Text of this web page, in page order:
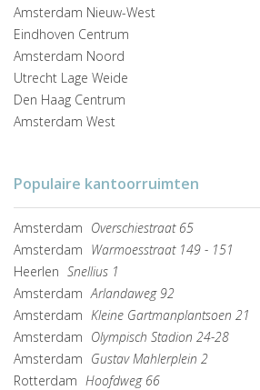
Amsterdam Nieuw-West
Eindhoven Centrum
Amsterdam Noord
Utrecht Lage Weide
Den Haag Centrum
Amsterdam West
Populaire kantoorruimten
Amsterdam Overschiestraat 65
Amsterdam Warmoesstraat 149 - 151
Heerlen Snellius 1
Amsterdam Arlandaweg 92
Amsterdam Kleine Gartmanplantsoen 21
Amsterdam Olympisch Stadion 24-28
Amsterdam Gustav Mahlerplein 2
Rotterdam Hoofdweg 66